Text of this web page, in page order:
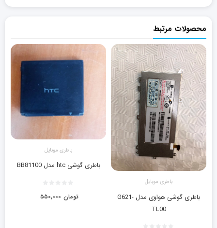
محصولات مرتبط
باطری موبایل
باطری گوشی هواوی مدل G621-
TL00
باطری موبایل
باطری گوشی htc مدل BB81100
۵۵۰,۰۰۰ تومان